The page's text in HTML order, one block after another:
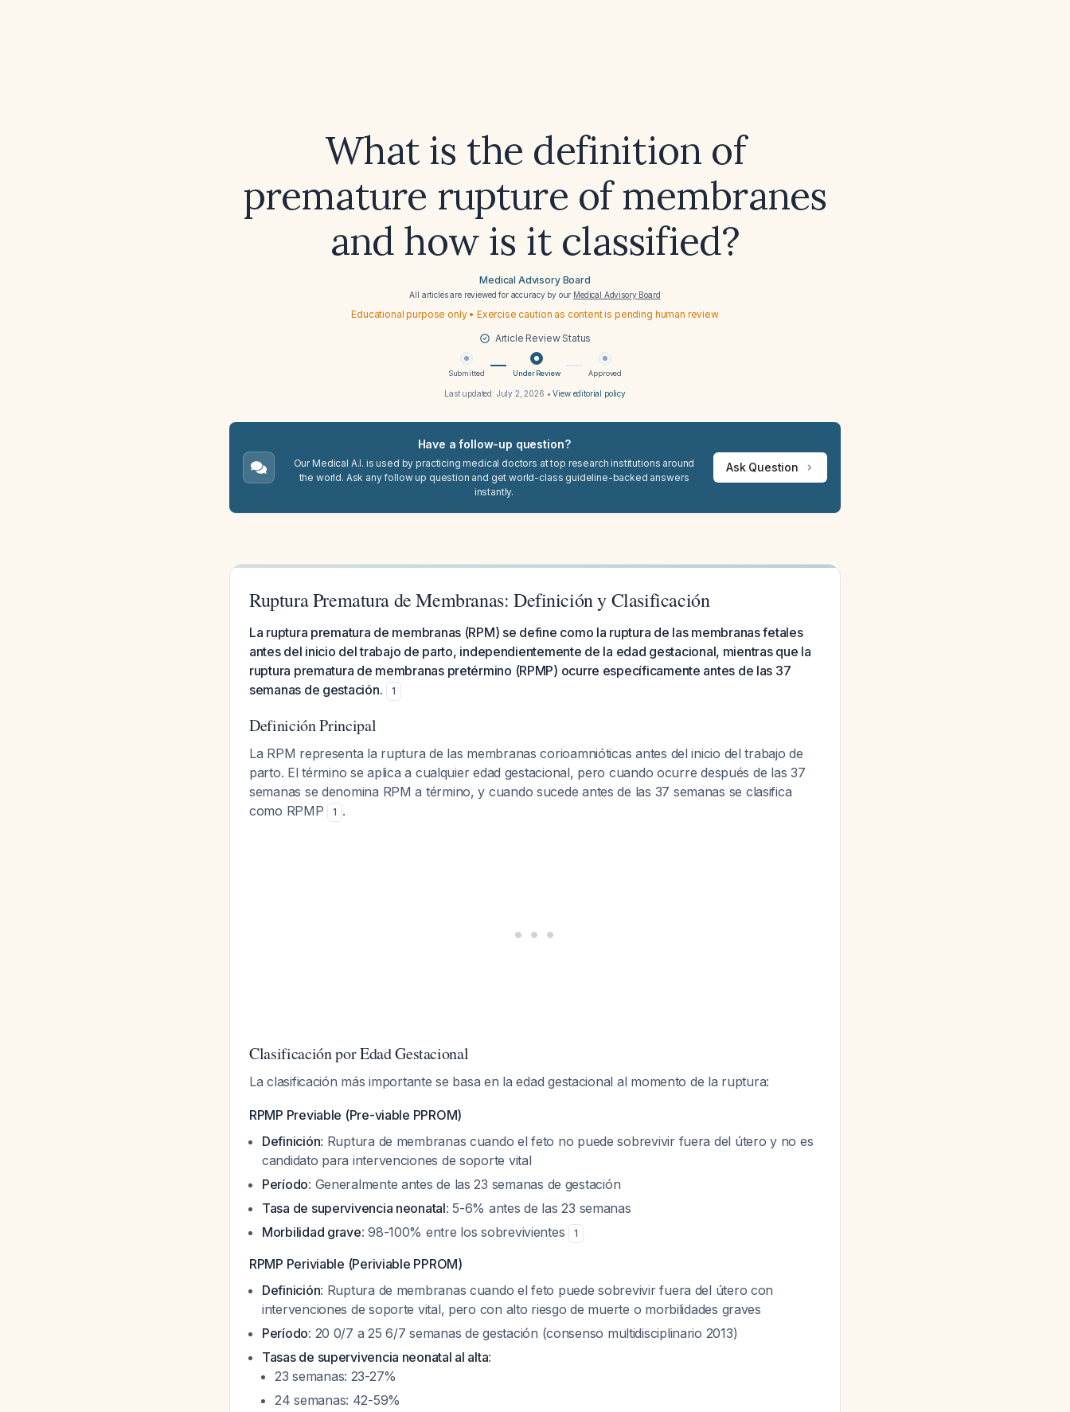
What is the definition of
premature rupture of membranes
and how is it classified?
Medical Advisory Board
All articles are reviewed for accuracy by our Medical Advisory Board
Educational purpose only • Exercise caution as content is pending human review
Article Review Status
Submitted Under Review Approved
Last updated: July 2, 2026 •View editorial policy
Have a follow-up question?
Our Medical A.I. is used by practicing medical doctors at top research institutions around
the world. Ask any follow up question and get world-class guideline-backed answers
instantly.
Ask Question
Ruptura Prematura de Membranas: Definición y Clasificación
La ruptura prematura de membranas (RPM) se define como la ruptura de las membranas fetales
antes del inicio del trabajo de parto, independientemente de la edad gestacional, mientras que la
ruptura prematura de membranas pretérmino (RPMP) ocurre específicamente antes de las 37
semanas de gestación.
1
Definición Principal
La RPM representa la ruptura de las membranas corioamnióticas antes del inicio del trabajo de
parto. El término se aplica a cualquier edad gestacional, pero cuando ocurre después de las 37
semanas se denomina RPM a término, y cuando sucede antes de las 37 semanas se clasifica
como RPMP
1 .
Clasificación por Edad Gestacional
La clasificación más importante se basa en la edad gestacional al momento de la ruptura:
RPMP Previable (Pre-viable PPROM)
Definición: Ruptura de membranas cuando el feto no puede sobrevivir fuera del útero y no es
candidato para intervenciones de soporte vital
Período: Generalmente antes de las 23 semanas de gestación
Tasa de supervivencia neonatal: 5-6% antes de las 23 semanas
Morbilidad grave: 98-100% entre los sobrevivientes 1
RPMP Periviable (Periviable PPROM)
Definición: Ruptura de membranas cuando el feto puede sobrevivir fuera del útero con
intervenciones de soporte vital, pero con alto riesgo de muerte o morbilidades graves
Período: 20 0/7 a 25 6/7 semanas de gestación (consenso multidisciplinario 2013)
Tasas de supervivencia neonatal al alta:
23 semanas: 23-27%
24 semanas: 42-59%